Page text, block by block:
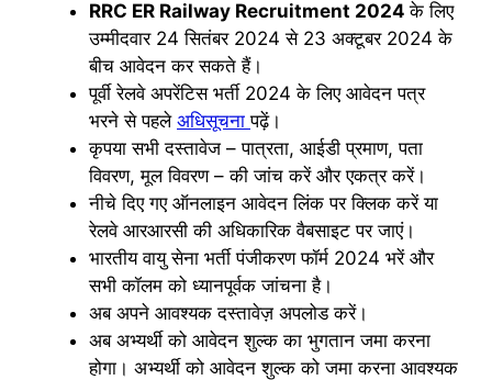
RRC ER Railway Recruitment 2024के लिए
उम्मीदवार 24 सितंबर 2024 से 23 अक्टूबर 2024 के
बीच आवेदन कर सकते हैं।
पूर्वी रेलवे अपरेंटिस भर्ती 2024 के लिए आवेदन पत्र
भरने से पहले अधिसूचनापढ़ें।
कृपया सभी दस्तावेज – पात्रता, आईडी प्रमाण, पता
विवरण, मूल विवरण – की जांच करें और एकत्र करें।
नीचे दिए गए ऑनलाइन आवेदन लिंक पर क्लिक करें या
रेलवे आरआरसी की अधिकारिक वैबसाइट पर जाएं।
भारतीय वायु सेना भर्ती पंजीकरण फॉर्म 2024 भरें और
सभी कॉलम को ध्यानपूर्वक जांचना है।
अब अपने आवश्यक दस्तावेज़ अपलोड करें।
अब अभ्यर्थी को आवेदन शुल्क का भुगतान जमा करना
होगा। अभ्यर्थी को आवेदन शुल्क को जमा करना आवश्यक